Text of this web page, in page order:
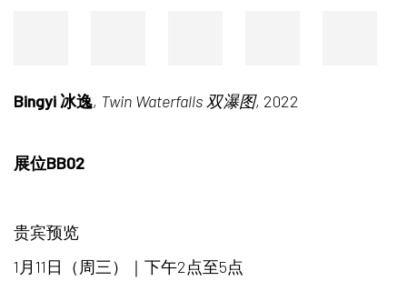
Bingyi 冰逸, Twin Waterfalls 双瀑图, 2022
展位BB02
贵宾预览
1月11日（周三）｜下午2点至5点